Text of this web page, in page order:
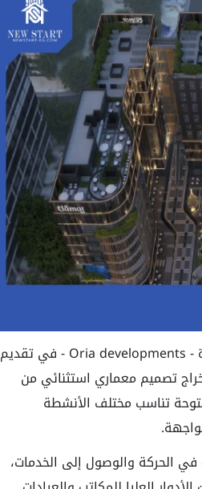
جاء تصميم مول علامات تاون 6 أكتوبر ليعكس رؤية الشركة المطورة - Oria developments - في تقديم
تصميم معماري استثنائي من
تناسب مختلف الأنشطة
الحركة والوصول إلى الخدمات،